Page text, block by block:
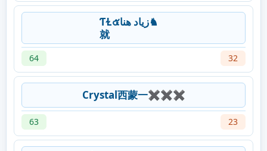
ƬⱢ๕‎زياد هنا♞
就
64 32
Crystal西蒙一✖✖✖
63 23